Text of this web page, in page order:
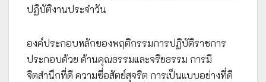
ปฏิบัติงานประจำวัน
องค์ประกอบหลักของพฤติกรรมการปฏิบัติราชการ
ประกอบด้วย ด้านคุณธรรมและจริยธรรม การมี
จิตสำนึกที่ดี ความซื่อสัตย์สุจริต การเป็นแบบอย่างที่ดี